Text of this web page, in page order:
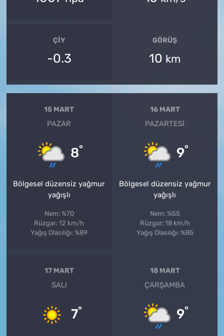
ÇIY
-0.3
GÖRÜŞ
10 km
15 MART
PAZAR
8°
Bölgesel düzensiz yağmur
yağışlı
Nem: %70
Rüzgar: 12 km/h
Yağış Olasılığı: %89
16 MART
PAZARTESI
9°
Bölgesel düzensiz yağmur
yağışlı
Nem: %55
Rüzgar: 18 km/h
Yağış Olasılığı: %85
17 MART
SALI
7°
18 MART
ÇARŞAMBA
9°